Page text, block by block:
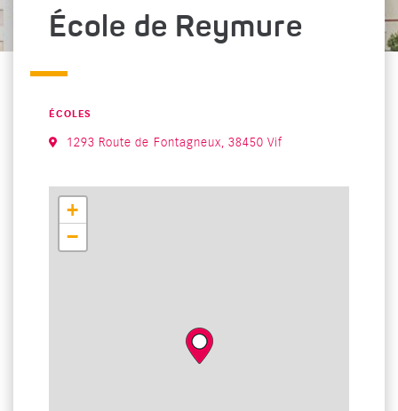
École de Reymure
CATÉGORIE : "
ÉCOLES
1293 Route de Fontagneux, 38450 Vif
+
−